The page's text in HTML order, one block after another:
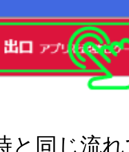
と同じ流